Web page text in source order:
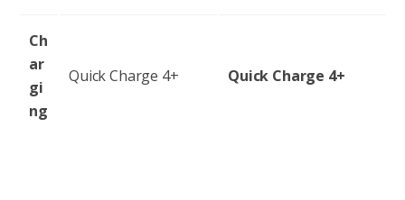
Ch
ar
gi
ng
Quick Charge 4+ Quick Charge 4+